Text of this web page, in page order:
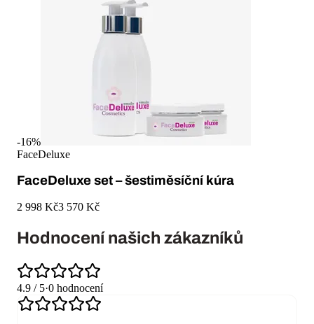
-16%
FaceDeluxe
FaceDeluxe set – šestiměsíční kúra
2 998 Kč3 570 Kč
Hodnocení našich zákazníků
4.9 / 5·0 hodnocení